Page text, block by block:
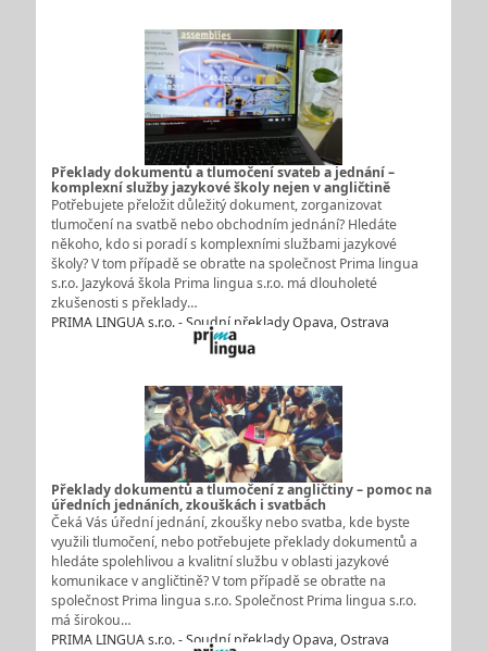
Překlady dokumentů a tlumočení svateb a jednání –
komplexní služby jazykové školy nejen v angličtině
Potřebujete přeložit důležitý dokument, zorganizovat
tlumočení na svatbě nebo obchodním jednání? Hledáte
někoho, kdo si poradí s komplexními službami jazykové
školy? V tom případě se obraťte na společnost Prima lingua
s.r.o. Jazyková škola Prima lingua s.r.o. má dlouholeté
zkušenosti s překlady…
PRIMA LINGUA s.r.o. - Soudní překlady Opava, Ostrava
Překlady dokumentů a tlumočení z angličtiny – pomoc na
úředních jednáních, zkouškách i svatbách
Čeká Vás úřední jednání, zkoušky nebo svatba, kde byste
využili tlumočení, nebo potřebujete překlady dokumentů a
hledáte spolehlivou a kvalitní službu v oblasti jazykové
komunikace v angličtině? V tom případě se obraťte na
společnost Prima lingua s.r.o. Společnost Prima lingua s.r.o.
má širokou…
PRIMA LINGUA s.r.o. - Soudní překlady Opava, Ostrava